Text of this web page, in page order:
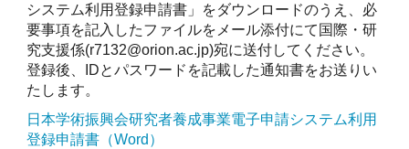
システム利用登録申請書」をダウンロードのうえ、必
要事項を記入したファイルをメール添付にて国際・研
究支援係(r7132@orion.ac.jp)宛に送付してください。
登録後、IDとパスワードを記載した通知書をお送りい
たします。
日本学術振興会研究者養成事業電子申請システム利用
登録申請書（Word）